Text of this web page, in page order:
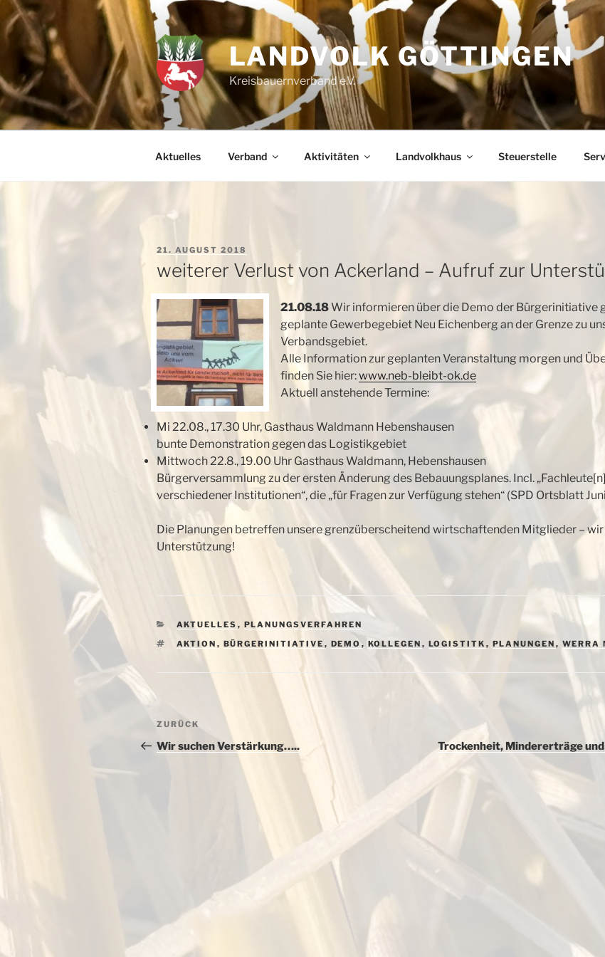
Zum
Inhalt
springen
LANDVOLK GÖTTINGEN
Kreisbauernverband e.V.
Aktuelles Verband Aktivitäten Landvolkhaus Steuerstelle
VERÖFFENTLICHT
21. AUGUST 2018
weiterer Verlust von Ackerland – Aufruf zur
21.08.18Wir informieren über die Demo der Bürgerinitiative
geplante Gewerbegebiet Neu Eichenberg an der Grenze zu
Verbandsgebiet.
Alle Information zur geplanten Veranstaltung morgen und
finden Sie hier:www.neb-bleibt-ok.de
Aktuell anstehendeTermine:
Mi 22.08., 17.30 Uhr, Gasthaus Waldmann Hebenshausen
bunte Demonstration gegen das Logistikgebiet
Mittwoch 22.8., 19.00 Uhr Gasthaus Waldmann, Hebenshausen
Bürgerversammlung zu der ersten Änderung des Bebauungsplanes. Incl. „Fachleute[n]
verschiedener Institutionen“, die „für Fragen zur Verfügung stehen“ (SPD Ortsblatt
Die Planungen betreffen unsere grenzüberscheitend wirtschaftenden Mitglieder –
Unterstützung!
KATEGORIEN
AKTUELLES , PLANUNGSVERFAHREN
SCHLAGWÖRTER
AKTION , BÜRGERINITIATIVE , DEMO , KOLLEGEN , LOGISTITK , PLANUNGEN , WERRA
Beitragsnavigation
Vorheriger
Beitrag
ZURÜCK
Wir suchen Verstärkung….. Trockenheit, Mindererträge